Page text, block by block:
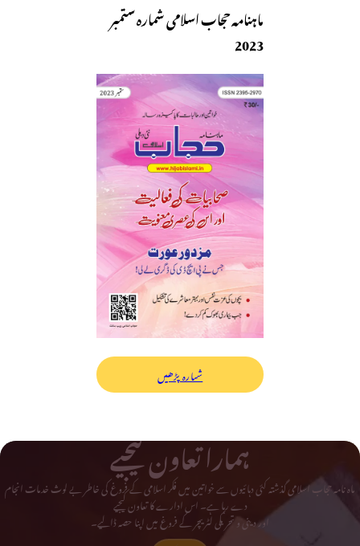
ماہنامہ حجاب اسلامی شمارہ ستمبر
2023
شمارہ پڑھیں
ہمارا تعاون کیجیے
ماہ نامہ حجاب اسلامی گذشتہ کئی دہائیوں سے خواتین میں فکر اسلامی کے فروغ کی خاطر بے لوث خدمات انجام
دے رہا ہے۔ اس ادارے کا تعاون کیجیے
اور دینی و تحریکی لٹریچر کے فروغ میں اپنا حصہ ڈالیے۔